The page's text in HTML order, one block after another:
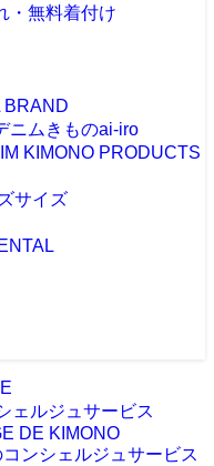
・無料着付け
BRAND
ニムきものai-iro
KIMONO PRODUCTS
サイズ
ェルジュサービス
DE KIMONO
ンシェルジュサービス